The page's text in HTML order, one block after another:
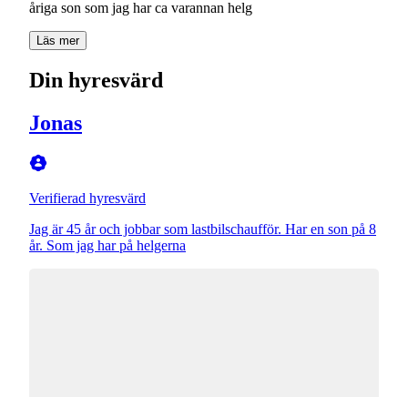
Läs mer
Din hyresvärd
Jonas
Verifierad hyresvärd
Jag är 45 år och jobbar som lastbilschaufför. Har en son på 8
år. Som jag har på helgerna